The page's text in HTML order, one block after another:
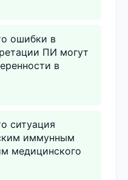
ошибки в
ПИ могут
в
ситуация
иммунным
медицинского